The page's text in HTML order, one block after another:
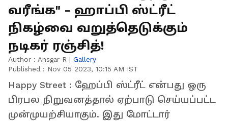
வரீங்க" - ஹாப்பி ஸ்ட்ரீட்
நிகழ்வை வறுத்தெடுக்கும்
நடிகர் ரஞ்சித்!
Author : Ansgar R | Gallery
Published : Nov 05 2023, 10:15 AM IST
Happy Street : ஹேப்பி ஸ்ட்ரீட் என்பது ஒரு
பிரபல நிறுவனத்தால் ஏற்பாடு செய்யப்பட்ட
முன்முயற்சியாகும். இது மோட்டார்